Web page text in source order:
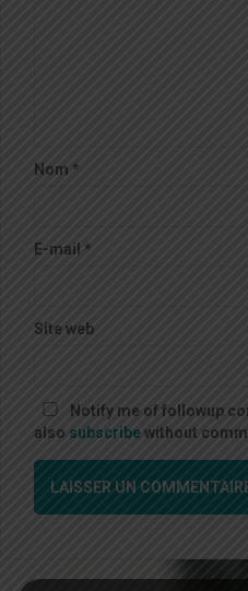
Nom *
E-mail *
Site web
Notify me of followup
also subscribewithout